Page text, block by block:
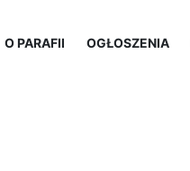
O PARAFII OGŁOSZENIA